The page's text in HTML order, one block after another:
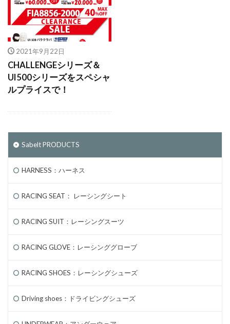
2021年9月22日
CHALLENGEシリーズ＆
UI500シリーズをスペシャ
ルプライスで！
Sabelt PRODUCTS
HARNESS：ハーネス
RACING SEAT： レーシングシート
RACING SUIT：レーシングスーツ
RACING GLOVE：レーシンググローブ
RACING SHOES：レーシングシューズ
Driving shoes：ドライビングシューズ